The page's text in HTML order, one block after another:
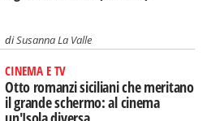
diSusanna La Valle
CINEMA E TV
Otto romanzi siciliani che meritano
il grande schermo: al cinema